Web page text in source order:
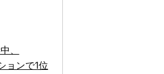
、
ョンで1位